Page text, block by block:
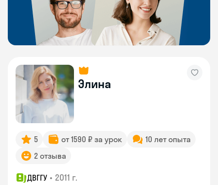
Элина
5 от 1590 ₽ за урок
10 лет опыта
2 отзыва
ДВГГУ • 2011 г.